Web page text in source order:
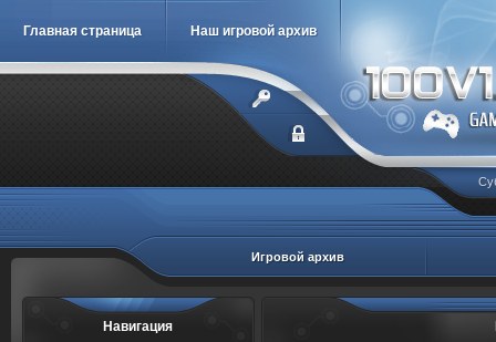
Главная страница Наш игровой архив
Игровой архив
Навигация